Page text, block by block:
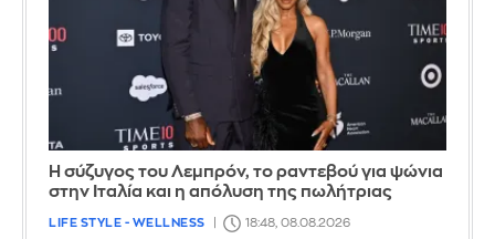
Η σύζυγος του Λεμπρόν, το ραντεβού για ψώνια
στην Ιταλία και η απόλυση της πωλήτριας
LIFE STYLE - WELLNESS 18:48, 08.08.2026